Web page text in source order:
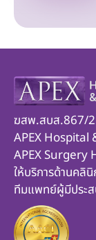
ฆสพ.สบส.867/
APEX Hospital
APEX Surgery
ให้บริการด้านคลิ
ทีมแพทย์ผู้มีประ